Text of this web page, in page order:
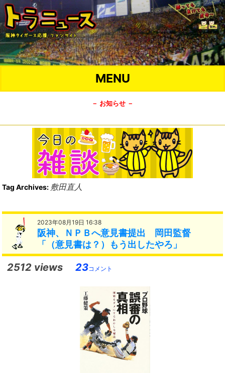
MENU
－ お知らせ －
Tag Archives: 敷田直人
2023年08月19日 16:38
阪神、ＮＰＢへ意見書提出 岡田監督
「（意見書は？）もう出したやろ」
2512 views 23コメント